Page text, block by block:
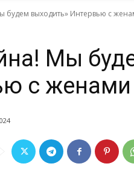
будем выходить» Интервью с
Мы
с